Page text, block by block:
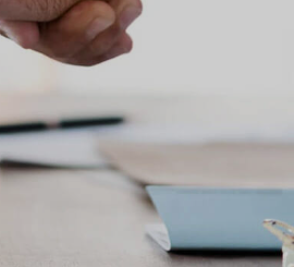
PLACE LE